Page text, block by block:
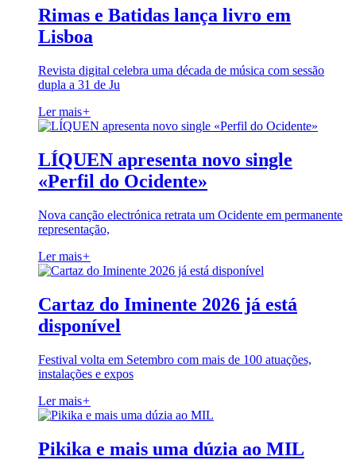
Rimas e Batidas lança livro em
Lisboa
Revista digital celebra uma década de música com sessão
dupla a 31 de Ju
Ler mais+
LÍQUEN apresenta novo single
«Perfil do Ocidente»
Nova canção electrónica retrata um Ocidente em permanente
representação,
Ler mais+
Cartaz do Iminente 2026 já está
disponível
Festival volta em Setembro com mais de 100 atuações,
instalações e expos
Ler mais+
Pikika e mais uma dúzia ao MIL